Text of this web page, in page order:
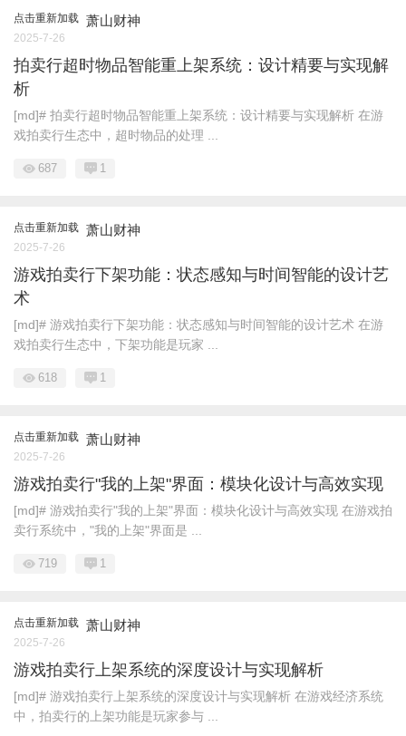
点击重新加载 萧山财神
2025-7-26
拍卖行超时物品智能重上架系统：设计精要与实现解
析
[md]# 拍卖行超时物品智能重上架系统：设计精要与实现解析 在游
戏拍卖行生态中，超时物品的处理 ...
687 1
点击重新加载 萧山财神
2025-7-26
游戏拍卖行下架功能：状态感知与时间智能的设计艺
术
[md]# 游戏拍卖行下架功能：状态感知与时间智能的设计艺术 在游
戏拍卖行生态中，下架功能是玩家 ...
618 1
点击重新加载 萧山财神
2025-7-26
游戏拍卖行"我的上架"界面：模块化设计与高效实现
[md]# 游戏拍卖行"我的上架"界面：模块化设计与高效实现 在游戏拍
卖行系统中，"我的上架"界面是 ...
719 1
点击重新加载 萧山财神
2025-7-26
游戏拍卖行上架系统的深度设计与实现解析
[md]# 游戏拍卖行上架系统的深度设计与实现解析 在游戏经济系统
中，拍卖行的上架功能是玩家参与 ...